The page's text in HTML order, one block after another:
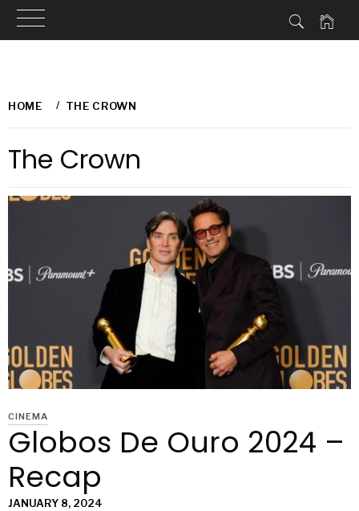
toHOME THE CROWN
The Crown
CINEMA
Globos De Ouro 2024 –
Recap
JANUARY 8, 2024